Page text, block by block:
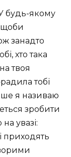
будь-якому
щоби
занадто
хто така
твоя
тобі
я називаю
зробити
увазі:
приходять